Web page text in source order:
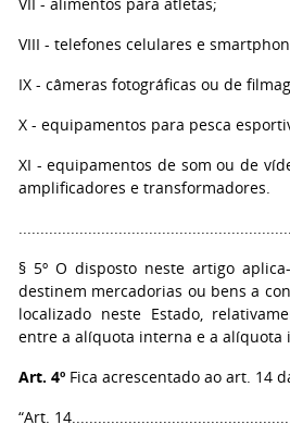
VIII - telefones celulares e
IX - câmeras fotográficas ou de
X - equipamentos para pesca
XI - equipamentos de som ou de
amplificadores e transformadores.
§ 5º O disposto neste artigo
destinem mercadorias ou bens a
localizado neste Estado,
entre a alíquota interna e a alíquota
Art. 4º Fica acrescentado ao art. 14
“Art.